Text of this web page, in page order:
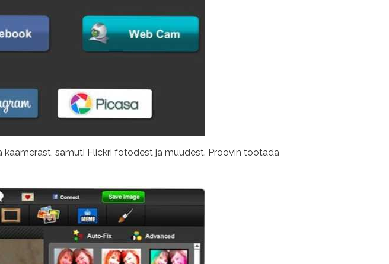
samuti Flickri fotodest ja muudest. Proovin töötada